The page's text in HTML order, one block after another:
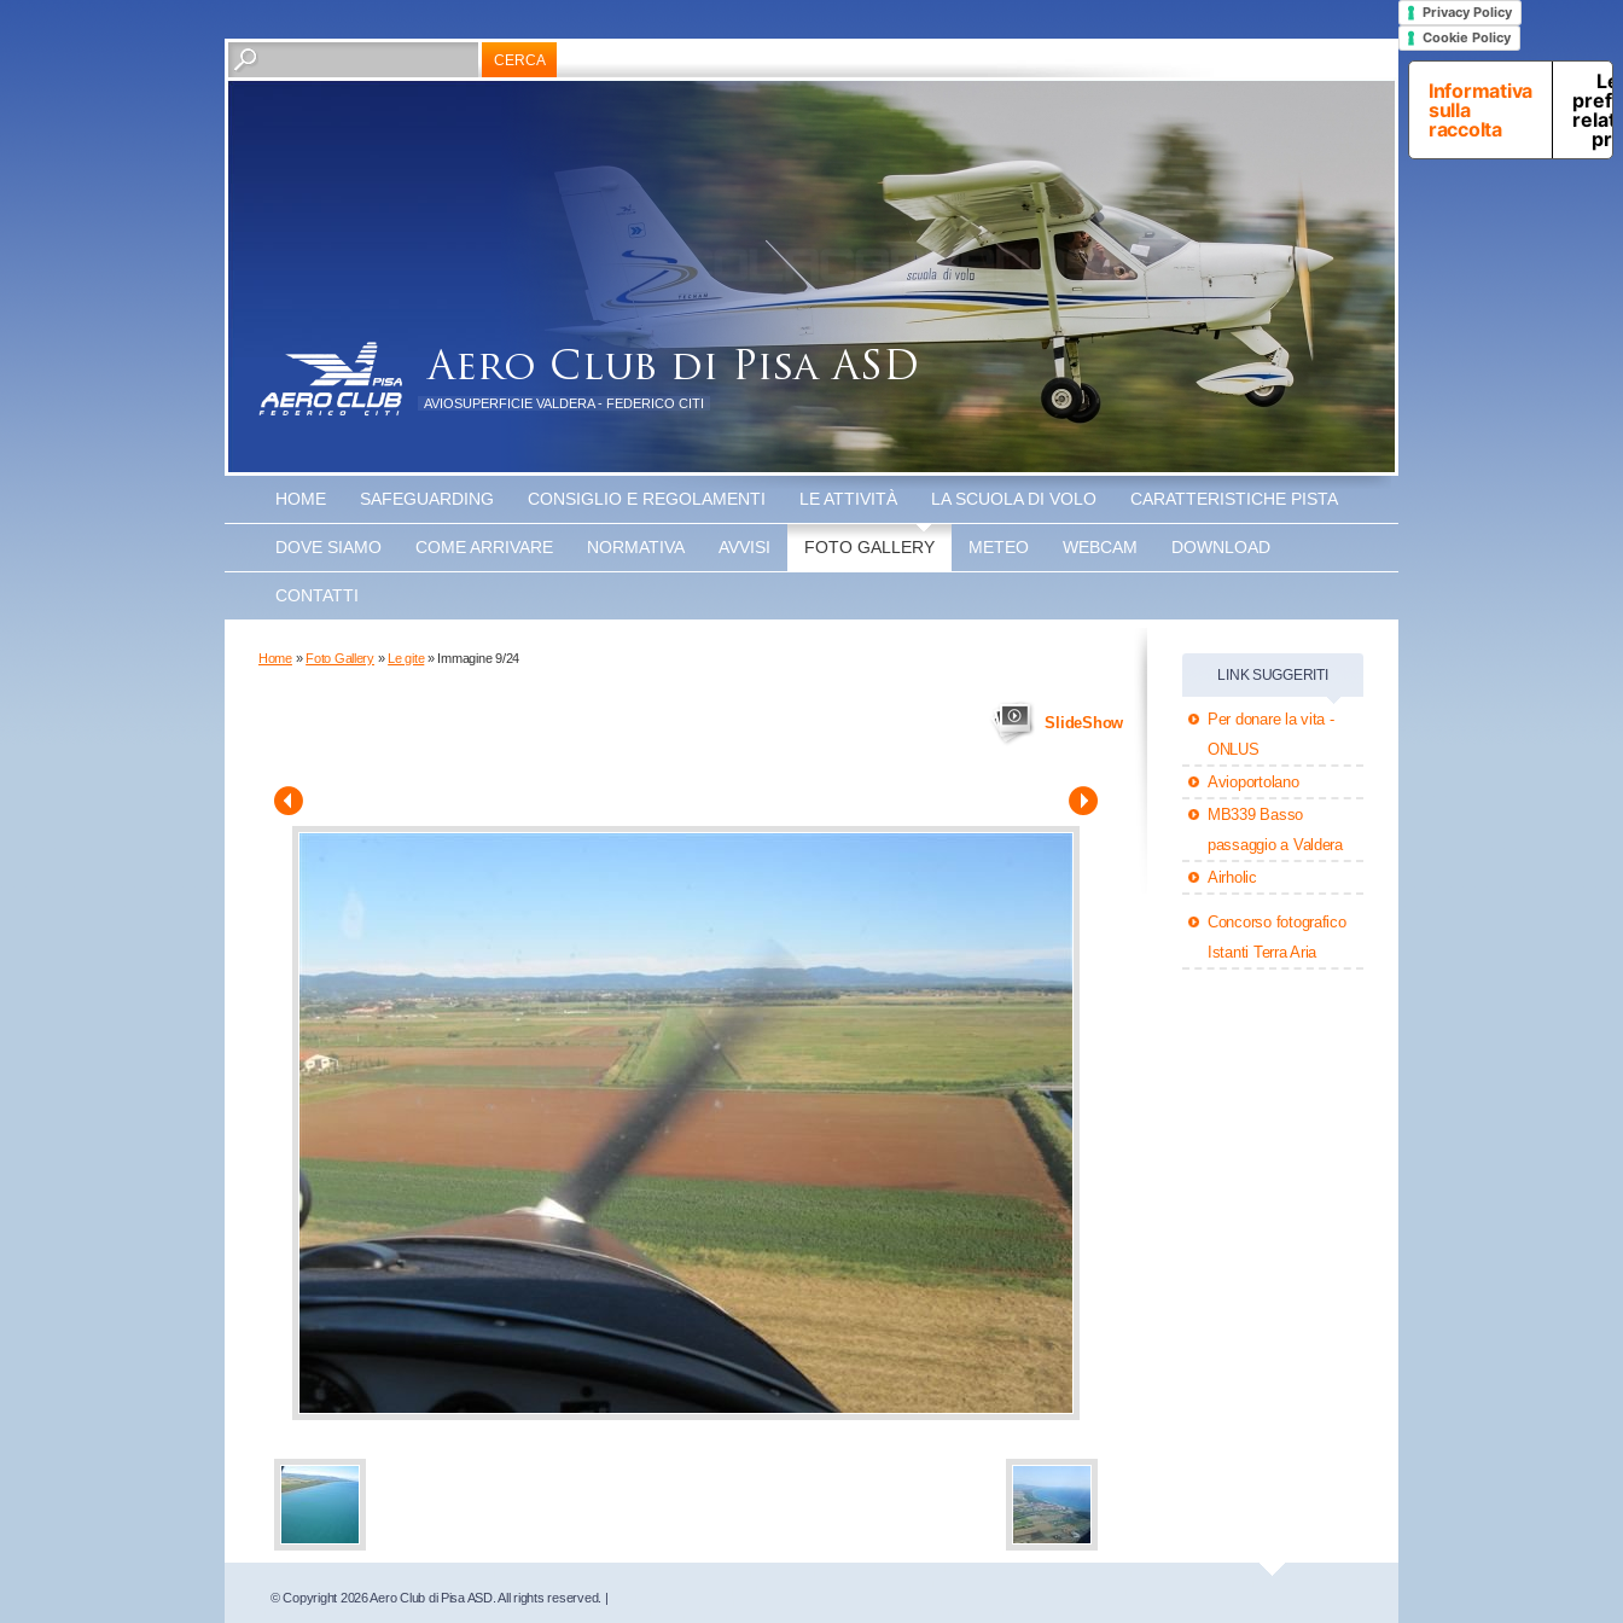
AVIOSUPERFICIE VALDERA - FEDERICO CITI
HOME SAFEGUARDING CONSIGLIO E REGOLAMENTI LE ATTIVITÀ LA SCUOLA DI VOLO CARATTERISTICHE PISTA
DOVE SIAMO COME ARRIVARE NORMATIVA AVVISI FOTO GALLERY METEO WEBCAM DOWNLOAD
CONTATTI
Home»Foto Gallery»Le gite» Immagine 9/24
SlideShow
LINK SUGGERITI
Per donare la vita -
ONLUS
Avioportolano
MB339 Basso
passaggio a Valdera
Airholic
Concorso fotografico
Istanti Terra Aria
© Copyright 2026 Aero Club di Pisa ASD. All rights reserved. |
Privacy Policy
Cookie Policy
Informativa
sulla
raccolta